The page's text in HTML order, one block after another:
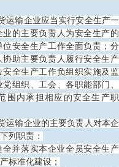
运输企业应当实行安全生产一
的主要负责人为安全生产的
安全生产工作全面负责；分
助主要负责人履行安全生产
全生产工作负组织实施及监
组织、工会、各职能部门、
围内承担相应的安全生产职
运输企业的主要负责人对本企
列职责：
全并落实本企业全员安全生产
标准化建设；